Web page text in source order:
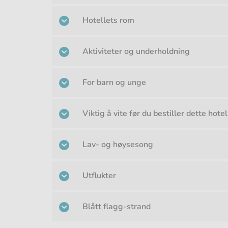
Hotellets rom
Aktiviteter og underholdning
For barn og unge
Viktig å vite før du bestiller dette
Lav- og høysesong
Utflukter
Blått flagg-strand